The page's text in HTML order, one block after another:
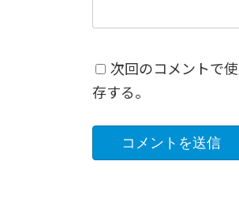
次回のコメントで
存する。